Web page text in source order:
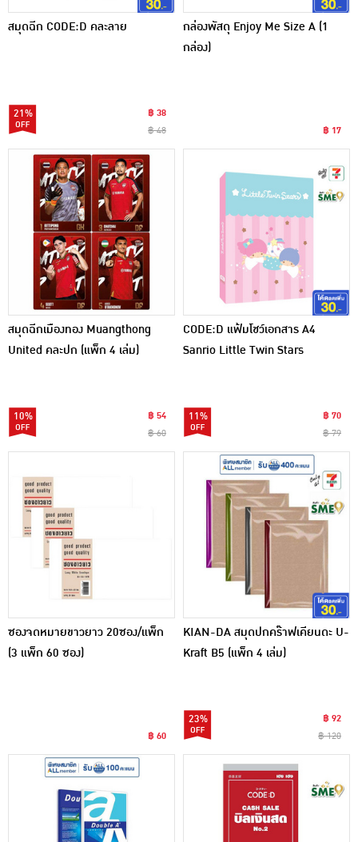
สมุดฉีก CODE:D คละลาย
21%
฿ 38
฿ 48
กล่องพัสดุ Enjoy Me Size A (1
กล่อง)
฿ 17
สมุดฉีกเมืองทอง Muangthong
United คละปก (แพ็ก 4 เล่ม)
10%
฿ 54
฿ 60
CODE:D แฟ้มโชว์เอกสาร A4
Sanrio Little Twin Stars
11%
฿ 70
฿ 79
ซองจดหมายขาวยาว 20ซอง/แพ็ก
(3 แพ็ก 60 ซอง)
฿ 60
KIAN-DA สมุดปกคร๊าฟเคียนดะ U-
Kraft B5 (แพ็ก 4 เล่ม)
23%
฿ 92
฿ 120